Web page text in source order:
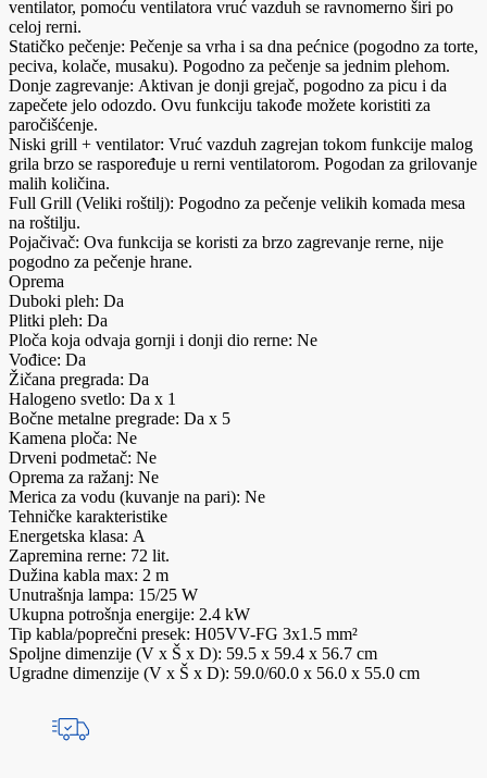
ventilator, pomoću ventilatora vruć vazduh se ravnomerno širi po
celoj rerni.
Statičko pečenje: Pečenje sa vrha i sa dna pećnice (pogodno za torte,
peciva, kolače, musaku). Pogodno za pečenje sa jednim plehom.
Donje zagrevanje: Aktivan je donji grejač, pogodno za picu i da
zapečete jelo odozdo. Ovu funkciju takođe možete koristiti za
paročišćenje.
Niski grill + ventilator: Vruć vazduh zagrejan tokom funkcije malog
grila brzo se raspoređuje u rerni ventilatorom. Pogodan za grilovanje
malih količina.
Full Grill (Veliki roštilj): Pogodno za pečenje velikih komada mesa
na roštilju.
Pojačivač: Ova funkcija se koristi za brzo zagrevanje rerne, nije
pogodno za pečenje hrane.
Oprema
Duboki pleh: Da
Plitki pleh: Da
Ploča koja odvaja gornji i donji dio rerne: Ne
Vođice: Da
Žičana pregrada: Da
Halogeno svetlo: Da x 1
Bočne metalne pregrade: Da x 5
Kamena ploča: Ne
Drveni podmetač: Ne
Oprema za ražanj: Ne
Merica za vodu (kuvanje na pari): Ne
Tehničke karakteristike
Energetska klasa: A
Zapremina rerne: 72 lit.
Dužina kabla max: 2 m
Unutrašnja lampa: 15/25 W
Ukupna potrošnja energije: 2.4 kW
Tip kabla/poprečni presek: H05VV-FG 3x1.5 mm²
Spoljne dimenzije (V x Š x D): 59.5 x 59.4 x 56.7 cm
Ugradne dimenzije (V x Š x D): 59.0/60.0 x 56.0 x 55.0 cm